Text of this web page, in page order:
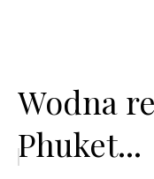
Wodna
Phuket...